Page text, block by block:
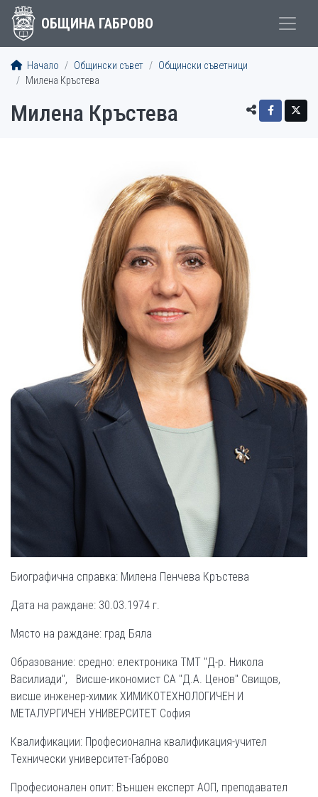
ОБЩИНА ГАБРОВО
Начало Общински съвет
Общински съветници
Милена Кръстева
Милена Кръстева
Биографична справка: Милена Пенчева Кръстева
Дата на раждане: 30.03.1974 г.
Място на раждане: град Бяла
Образование: средно: електроника ТМТ "Д-р. Никола
Василиади", Висше-икономист СА "Д.А. Ценов" Свищов,
висше инженер-химик ХИМИКОТЕХНОЛОГИЧЕН И
МЕТАЛУРГИЧЕН УНИВЕРСИТЕТ София
Квалификации: Професионална квалификация-учител
Технически университет-Габрово
Професионален опит: Външен експерт АОП, преподавател